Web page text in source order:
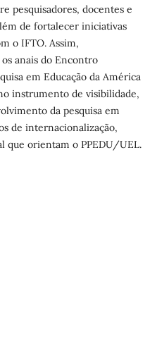
pesquisadores, docentes e
de fortalecer iniciativas
o IFTO. Assim,
anais do Encontro
em Educação da América
instrumento de visibilidade,
da pesquisa em
de internacionalização,
que orientam o PPEDU/UEL.